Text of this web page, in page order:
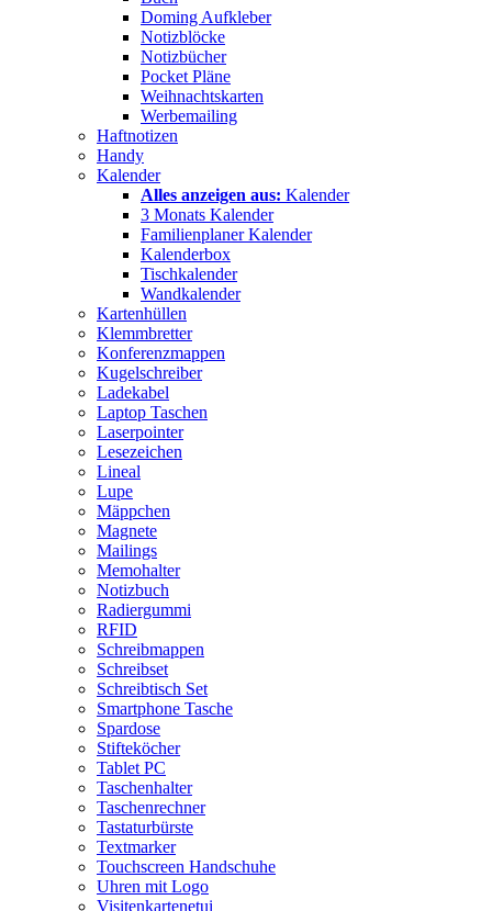
Doming Aufkleber
Notizblöcke
Notizbücher
Pocket Pläne
Weihnachtskarten
Werbemailing
Haftnotizen
Handy
Kalender
Alles anzeigen aus: Kalender
3 Monats Kalender
Familienplaner Kalender
Kalenderbox
Tischkalender
Wandkalender
Kartenhüllen
Klemmbretter
Konferenzmappen
Kugelschreiber
Ladekabel
Laptop Taschen
Laserpointer
Lesezeichen
Lineal
Lupe
Mäppchen
Magnete
Mailings
Memohalter
Notizbuch
Radiergummi
RFID
Schreibmappen
Schreibset
Schreibtisch Set
Smartphone Tasche
Spardose
Stifteköcher
Tablet PC
Taschenhalter
Taschenrechner
Tastaturbürste
Textmarker
Touchscreen Handschuhe
Uhren mit Logo
Visitenkartenetui